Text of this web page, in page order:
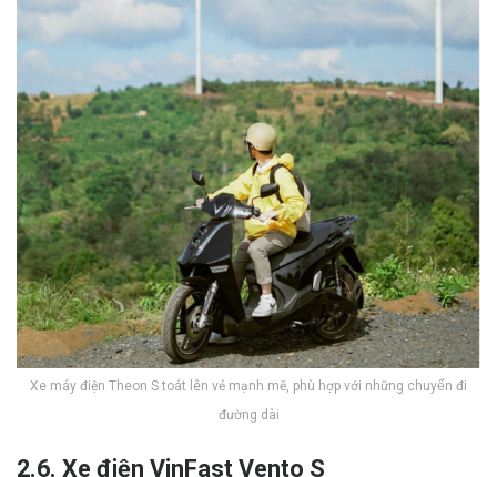
Xe máy điện Theon S toát lên vẻ mạnh mẽ, phù hợp với những chuyến đi
đường dài
2.6. Xe điện VinFast Vento S